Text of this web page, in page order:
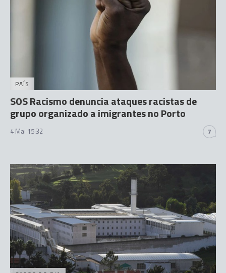
PAÍS
SOS Racismo denuncia ataques racistas de
grupo organizado a imigrantes no Porto
4 Mai 15:32 7